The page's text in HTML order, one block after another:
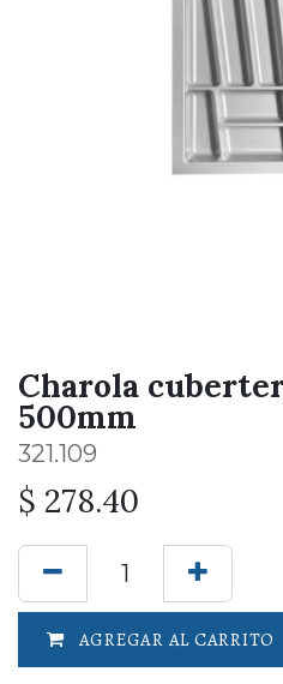
Charola
500mm
321.109
$ 278.40
AGREGAR AL CARRITO